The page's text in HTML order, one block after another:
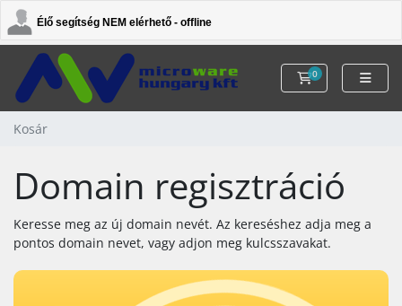
Élő segítség NEM elérhető - offline
0
Kosár
Kosár
Domain regisztráció
Keresse meg az új domain nevét. Az kereséshez adja meg a
pontos domain nevet, vagy adjon meg kulcsszavakat.